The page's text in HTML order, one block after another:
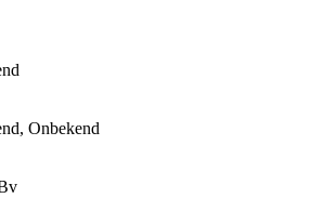
Onbekend